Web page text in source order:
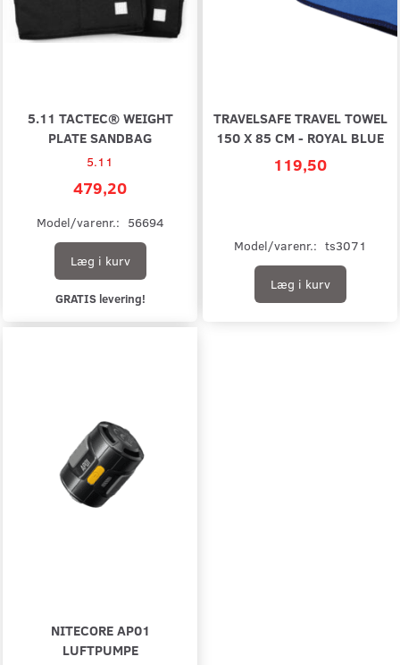
5.11 TACTEC® WEIGHT
PLATE SANDBAG
5.11
479,20
Model/varenr.: 56694
Læg i kurv
GRATIS levering!
TRAVELSAFE TRAVEL TOWEL
150 X 85 CM - ROYAL BLUE
119,50
Model/varenr.: ts3071
Læg i kurv
NITECORE AP01
LUFTPUMPE